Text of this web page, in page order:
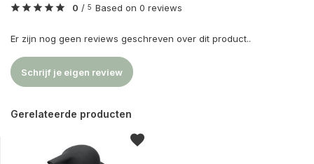
0 / 5 Based on 0 reviews
Er zijn nog geen reviews geschreven over dit product..
Schrijf je eigen review
Gerelateerde producten